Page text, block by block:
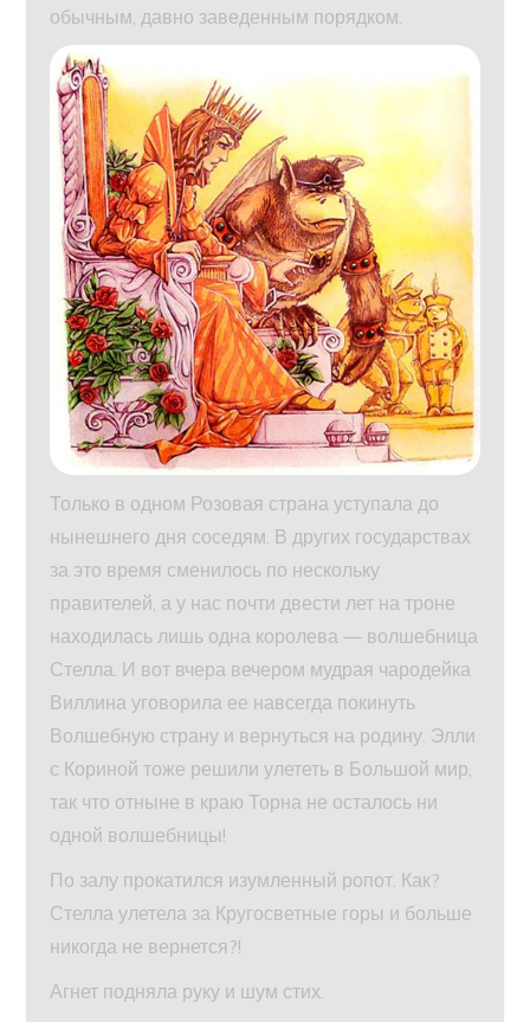
обычным, давно заведенным порядком.
Только в одном Розовая страна уступала до
нынешнего дня соседям. В других государствах
за это время сменилось по нескольку
правителей, а у нас почти двести лет на троне
находилась лишь одна королева — волшебница
Стелла. И вот вчера вечером мудрая чародейка
Виллина уговорила ее навсегда покинуть
Волшебную страну и вернуться на родину. Элли
с Кориной тоже решили улететь в Большой мир,
так что отныне в краю Торна не осталось ни
одной волшебницы!
По залу прокатился изумленный ропот. Как?
Стелла улетела за Кругосветные горы и больше
никогда не вернется?!
Агнет подняла руку и шум стих.